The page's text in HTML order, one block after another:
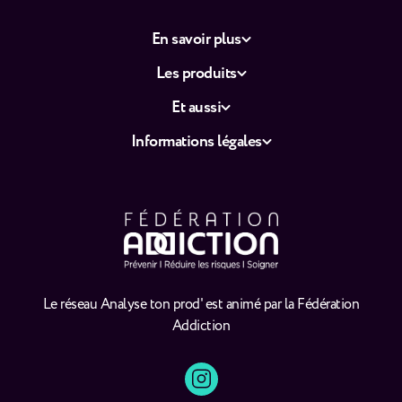
Le réseau Analyse ton prod' est animé par la Fédération
Addiction
En savoir plus
Les produits
Et aussi
Informations légales